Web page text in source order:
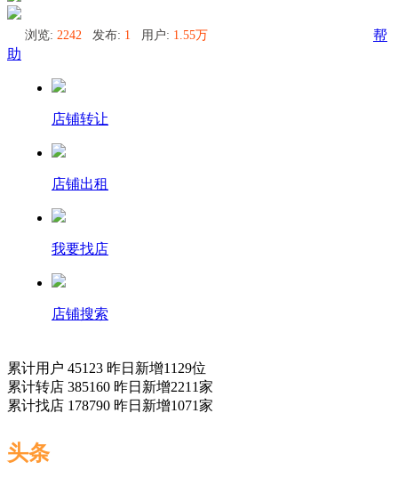
浏览: 2242 发布: 1 用户: 1.55万
帮
助
店铺转让
店铺出租
我要找店
店铺搜索
累计用户 45123 昨日新增1129位
累计转店 385160 昨日新增2211家
累计找店 178790 昨日新增1071家
头条